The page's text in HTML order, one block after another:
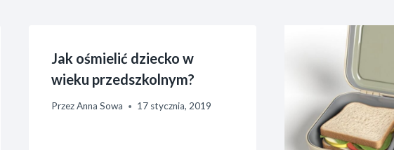
Jak ośmielić dziecko w
wieku przedszkolnym?
Przez Anna Sowa 17 stycznia, 2019